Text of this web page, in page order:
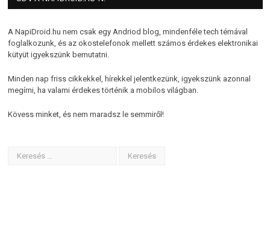
A NapiDroid.hu nem csak egy Andriod blog, mindenféle tech témával
foglalkozunk, és az okostelefonok mellett számos érdekes elektronikai
kütyüt igyekszünk bemutatni.
Minden nap friss cikkekkel, hírekkel jelentkezünk, igyekszünk azonnal
megírni, ha valami érdekes történik a mobilos világban.
Kövess minket, és nem maradsz le semmiről!